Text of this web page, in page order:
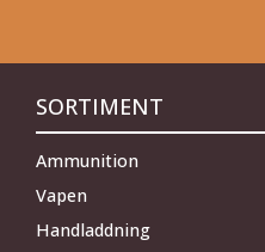
SORTIMENT
Ammunition
Vapen
Handladdning